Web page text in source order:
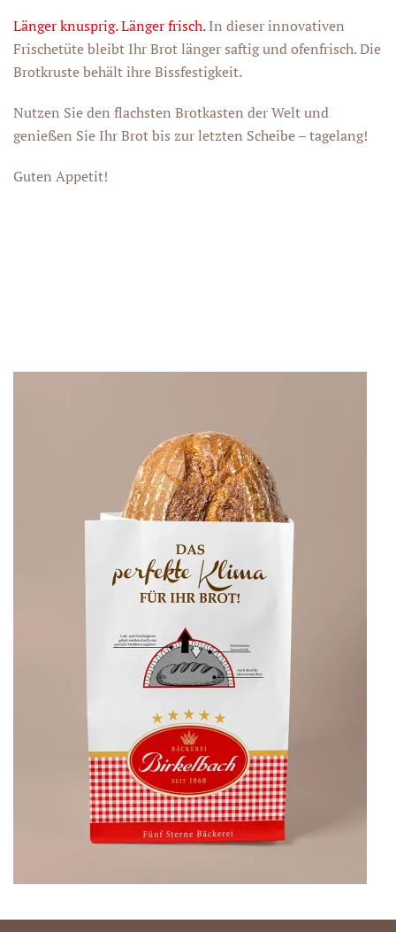
Länger knusprig. Länger frisch.In dieser innovativen
Frischetüte bleibt Ihr Brot länger saftig und ofenfrisch. Die
Brotkruste behält ihre Bissfestigkeit.
Nutzen Sie den flachsten Brotkasten der Welt und
genießen Sie Ihr Brot bis zur letzten Scheibe – tagelang!
Guten Appetit!